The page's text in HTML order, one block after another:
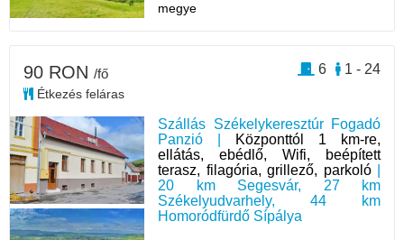
megye
Szállás Székelykeresztúr Fogadó
Panzió |
Központtól 1 km-re,
ellátás, ebédlő, Wifi, beépített
terasz, filagória, grillező, parkoló|
20 km Segesvár, 27 km
Székelyudvarhely, 44 km
Homoródfürdő Sípálya
90 RON /fő
Étkezés feláras
1 - 24
6